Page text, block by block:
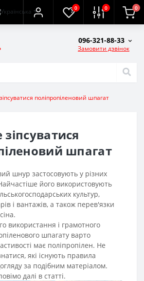
0 0 0
096-321-88-33
Замовити дзвінок
поліпропіленовий шпагат
шпагат
шнур застосовують у різних
його використовують
культур,
і вантажів, а також перев'язки
використання і грамотного
шпагату варто
має поліпропілен. Не
які існують правила
за подібним матеріалом.
далі в статті.